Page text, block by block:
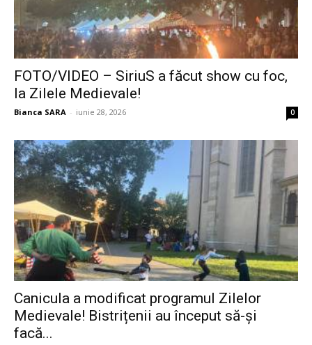
FOTO/VIDEO – SiriuS a făcut show cu foc,
la Zilele Medievale!
Bianca SARA - iunie 28, 2026 0
Canicula a modificat programul Zilelor
Medievale! Bistrițenii au început să-și
facă...